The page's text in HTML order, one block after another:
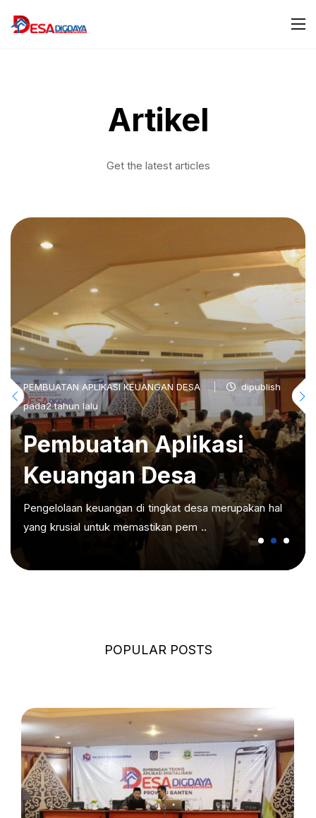
Artikel
Get the latest articles
PEMBUATAN APLIKASI KEUANGAN DESA
dipublish
pada2 tahun lalu
Pembuatan Aplikasi
Keuangan Desa
Pengelolaan keuangan di tingkat desa merupakan hal
yang krusial untuk memastikan pem ..
POPULAR POSTS